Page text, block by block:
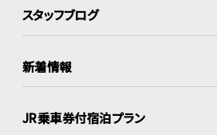
スタッフブログ
新着情報
JR乗車券付宿泊プラン